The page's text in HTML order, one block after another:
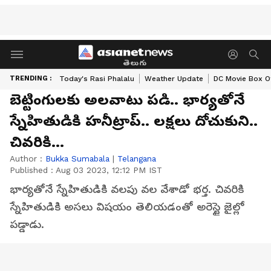
తెలుగు
TRENDING : Today's Rasi Phalalu Weather Update DC Movie Box
బెట్టింగులకు అలవాటు పడి.. భార్యతోనే
స్నేహితుడికి హనీట్రాప్.. లక్షలు దోచుకుని..
చివరికి...
Author : Bukka Sumabala | Telangana
Published : Aug 03 2023, 12:12 PM IST
భార్యతోనే స్నేహితుడికి వలపు వల వేశాడో భర్త. చివరికి
స్నేహితుడికి అసలు విషయం తెలియడంతో అరెస్టై జైల్లో
పడ్డాడు.